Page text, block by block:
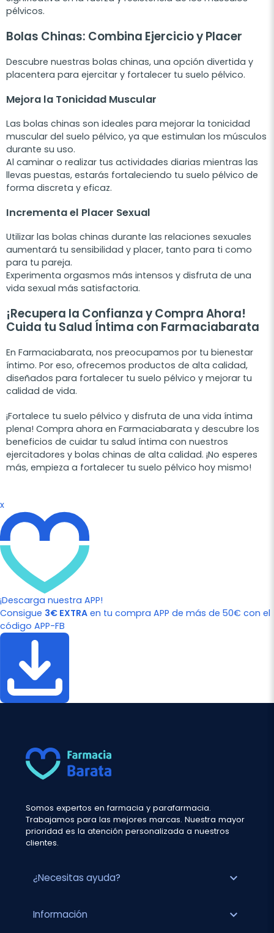
pélvicos.
Bolas Chinas: Combina Ejercicio y Placer
Descubre nuestras bolas chinas, una opción divertida y
placentera para ejercitar y fortalecer tu suelo pélvico.
Mejora la Tonicidad Muscular
Las bolas chinas son ideales para mejorar la tonicidad
muscular del suelo pélvico, ya que estimulan los músculos
durante su uso.
Al caminar o realizar tus actividades diarias mientras las
llevas puestas, estarás fortaleciendo tu suelo pélvico de
forma discreta y eficaz.
Incrementa el Placer Sexual
Utilizar las bolas chinas durante las relaciones sexuales
aumentará tu sensibilidad y placer, tanto para ti como
para tu pareja.
Experimenta orgasmos más intensos y disfruta de una
vida sexual más satisfactoria.
¡Recupera la Confianza y Compra Ahora!
Cuida tu Salud Íntima con Farmaciabarata
En Farmaciabarata, nos preocupamos por tu bienestar
íntimo. Por eso, ofrecemos productos de alta calidad,
diseñados para fortalecer tu suelo pélvico y mejorar tu
calidad de vida.
¡Fortalece tu suelo pélvico y disfruta de una vida íntima
plena! Compra ahora en Farmaciabarata y descubre los
beneficios de cuidar tu salud íntima con nuestros
ejercitadores y bolas chinas de alta calidad. ¡No esperes
más, empieza a fortalecer tu suelo pélvico hoy mismo!
x
¡Descarga nuestra APP!
Consigue 3€ EXTRA en tu compra APP de más de 50€ con el
código APP-FB
Somos expertos en farmacia y parafarmacia.
Trabajamos para las mejores marcas. Nuestra mayor
prioridad es la atención personalizada a nuestros
clientes.
¿Necesitas ayuda? expand_more
Información expand_more